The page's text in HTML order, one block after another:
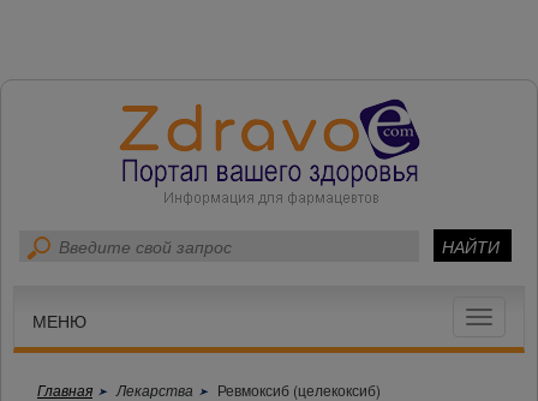
Toggle
МЕНЮ
Главная Лекарства Ревмоксиб (целекоксиб)